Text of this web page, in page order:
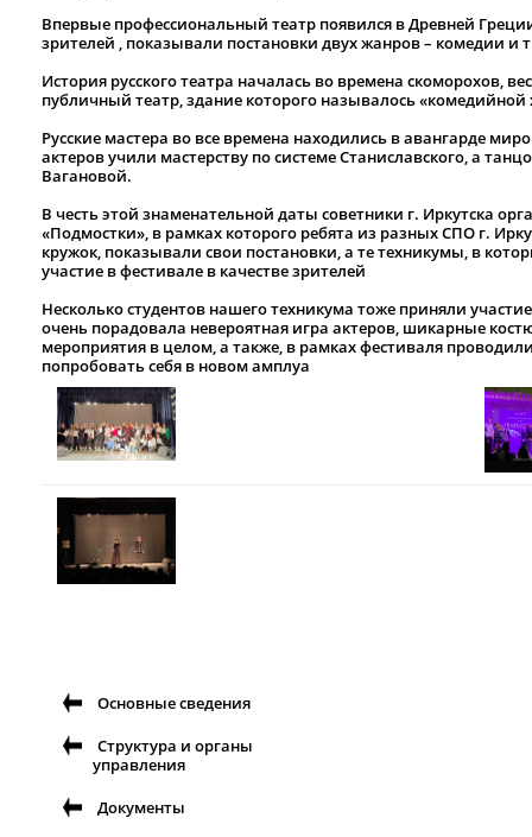
Впервые профессиональный театр появился в Древней
зрителей , показывали постановки двух жанров – комедии и
История русского театра началась во времена скоморохов,
публичный театр, здание которого называлось
Русские мастера во все времена находились в авангарде
актеров учили мастерству по системе Станиславского, а
Вагановой.
В честь этой знаменательной даты советники г. Иркутска
«Подмостки», в рамках которого ребята из разных СПО г.
кружок, показывали свои постановки, а те техникумы, в
участие в фестивале в качестве зрителей
Несколько студентов нашего техникума тоже приняли
очень порадовала невероятная игра актеров, шикарные
мероприятия в целом, а также, в рамках фестиваля
попробовать себя в новом амплуа
Основные сведения
Структура и органы
управления
Документы